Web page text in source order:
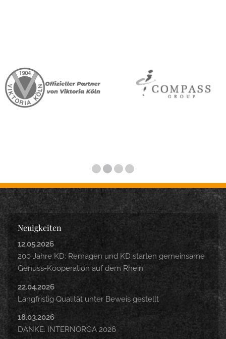
Neuigkeiten
12.05.2026
200 Jahre KD: Remagen und KD starten gemeinsame
Genuss-Kooperation auf dem Rhein
22.04.2026
Langfristig Qualität unter Beweis gestellt
18.03.2026
DANKE. INTERNORGA 2026